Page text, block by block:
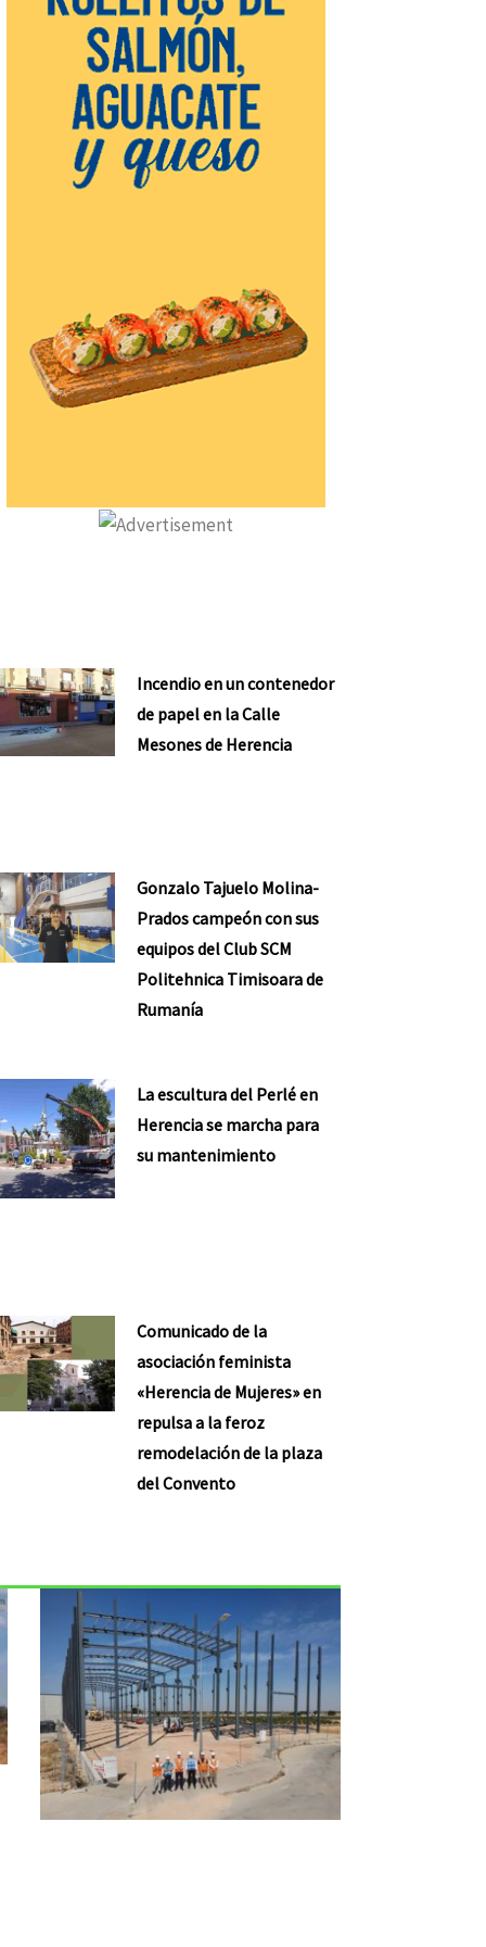
Incendio en un contenedor
de papel en la Calle
Mesones de Herencia
Gonzalo Tajuelo Molina-
Prados campeón con sus
equipos del Club SCM
Politehnica Timisoara de
Rumanía
La escultura del Perlé en
Herencia se marcha para
su mantenimiento
Comunicado de la
asociación feminista
«Herencia de Mujeres» en
repulsa a la feroz
remodelación de la plaza
del Convento